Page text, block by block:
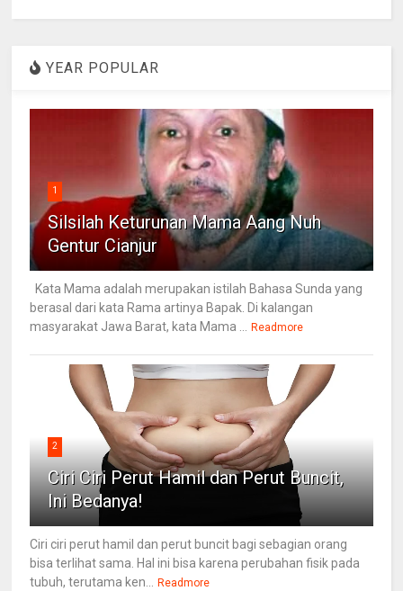
YEAR POPULAR
1
Silsilah Keturunan Mama Aang Nuh
Gentur Cianjur
Kata Mama adalah merupakan istilah Bahasa Sunda yang
berasal dari kata Rama artinya Bapak. Di kalangan
masyarakat Jawa Barat, kata Mama ... Readmore
2
Ciri Ciri Perut Hamil dan Perut Buncit,
Ini Bedanya!
Ciri ciri perut hamil dan perut buncit bagi sebagian orang
bisa terlihat sama. Hal ini bisa karena perubahan fisik pada
tubuh, terutama ken... Readmore